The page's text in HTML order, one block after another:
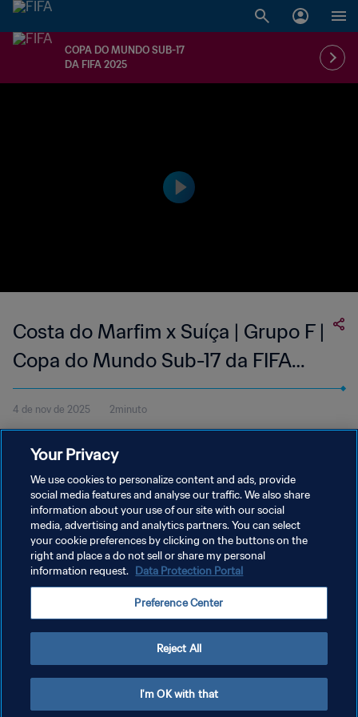
COPA DO MUNDO SUB-17
DA FIFA 2025
Costa do Marfim x Suíça | Grupo F |
Copa do Mundo Sub-17 da FIFA
Catar 2025™ | Melhores momentos
4 de nov de 2025 2minuto
Suíça, disputado na Aspire Zone, em Doha, 4 de novembro, às
15h30 (horário local).
POLÍTICA DE PRIVACIDADE
ADMINISTRAR AS PREFERÊNCIAS DE COOKIES
Copyright © 1994-2026 FIFA. Todos os direitos reservados.
Your Privacy
We use cookies to personalize content and ads, provide
social media features and analyse our traffic. We also share
information about your use of our site with our social
media, advertising and analytics partners. You can select
your cookie preferences by clicking on the buttons on the
right and place a do not sell or share my personal
information request. Data Protection Portal
Preference Center
Reject All
I'm OK with that